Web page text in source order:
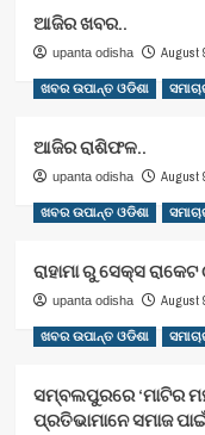
ଆଜିର ଖବର..
upanta odisha August
ଖବର ଉପାନ୍ତ ଓଡିଶା
ଆଜିର ରାଶିଫଳ..
upanta odisha August
ଖବର ଉପାନ୍ତ ଓଡିଶା
ରାହାମା ରୁ ସେକ୍ସ ରାକେଟ
upanta odisha August
ଖବର ଉପାନ୍ତ ଓଡିଶା
ସମ୍ବଲପୁରରେ ‘ମାଟିର
ପ୍ରତିଭାମାନେ ସମାଜ